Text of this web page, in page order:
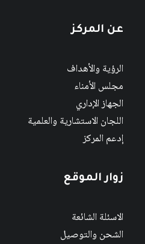
عن المركز
الرؤية والأهداف
مجلس الأمناء
الجهاز الإداري
اللجان الاستشارية والعلمية
إدعم المركز
زوار الموقع
الاسئلة الشائعة
الشحن والتوصيل